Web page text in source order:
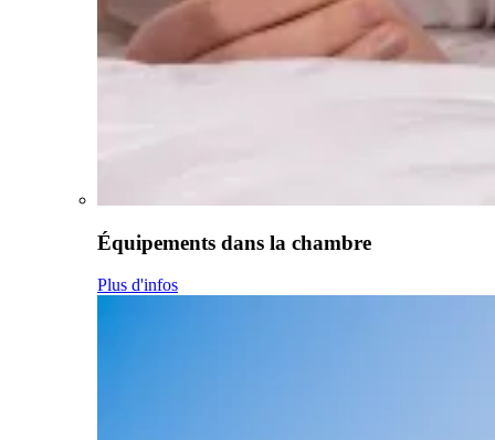
Équipements dans la chambre
Plus d'infos